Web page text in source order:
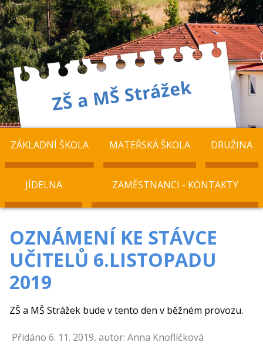
ZÁKLADNÍ ŠKOLA MATEŘSKÁ ŠKOLA DRUŽINA
JÍDELNA ZAMĚSTNANCI - KONTAKTY
OZNÁMENÍ KE STÁVCE
UČITELŮ 6.LISTOPADU
2019
ZŠ a MŠ Strážek bude v tento den v běžném provozu.
Přidáno 6. 11. 2019, autor: Anna Knoflíčková